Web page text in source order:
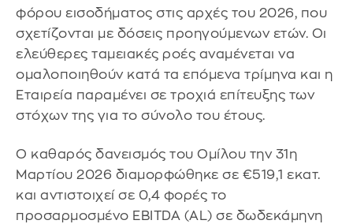
φόρου εισοδήματος στις αρχές του 2026, που
σχετίζονται με δόσεις προηγούμενων ετών. Οι
ελεύθερες ταμειακές ροές αναμένεται να
ομαλοποιηθούν κατά τα επόμενα τρίμηνα και η
Εταιρεία παραμένει σε τροχιά επίτευξης των
στόχων της για το σύνολο του έτους.
Ο καθαρός δανεισμός του Ομίλου την 31η
Μαρτίου 2026 διαμορφώθηκε σε €519,1 εκατ.
και αντιστοιχεί σε 0,4 φορές το
προσαρμοσμένο ΕΒΙTDA (AL) σε δωδεκάμηνη